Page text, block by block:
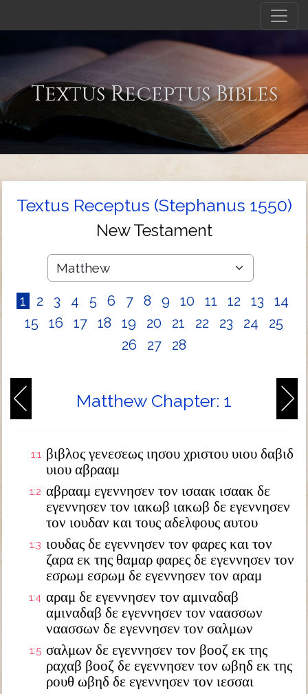
Textus Receptus Bibles
Textus Receptus (Stephanus 1550)
New Testament
1 2 3 4 5 6 7 8 9 10 11 12 13
14
15
16 17 18 19 20 21 22 23 24
25
26
27 28
Matthew Chapter: 1
1:1 βιβλος γενεσεως ιησου χριστου υιου δαβιδ
υιου αβρααμ
1:2 αβρααμ εγεννησεν τον ισαακ ισαακ δε
εγεννησεν τον ιακωβ ιακωβ δε εγεννησεν
τον ιουδαν και τους αδελφους αυτου
1:3 ιουδας δε εγεννησεν τον φαρες και τον
ζαρα εκ της θαμαρ φαρες δε εγεννησεν τον
εσρωμ εσρωμ δε εγεννησεν τον αραμ
1:4 αραμ δε εγεννησεν τον αμιναδαβ
αμιναδαβ δε εγεννησεν τον ναασσων
ναασσων δε εγεννησεν τον σαλμων
1:5 σαλμων δε εγεννησεν τον βοοζ εκ της
ραχαβ βοοζ δε εγεννησεν τον ωβηδ εκ της
ρουθ ωβηδ δε εγεννησεν τον ιεσσαι